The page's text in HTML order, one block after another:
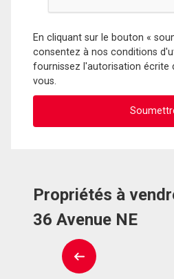
En cliquant sur le bouton «
consentez à nos conditions
fournissez l'autorisation écrite
vous.
Propriétés à
36 Avenue NE